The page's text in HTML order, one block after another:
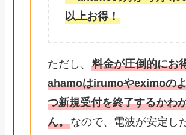
以上お得！
ただし、料金が圧倒的にお
ahamoはirumoやeximoの
つ新規受付を終了するかわ
ん。なので、電波が安定し